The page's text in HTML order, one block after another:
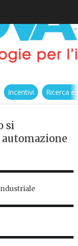
Incentivi Ricerca
si